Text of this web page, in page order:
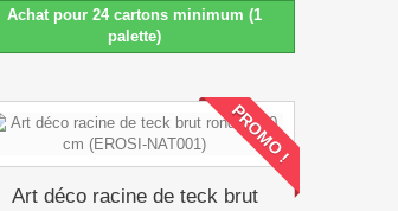
Achat pour 24 cartons minimum (1
palette)
PROMO !
Art déco racine de teck brut